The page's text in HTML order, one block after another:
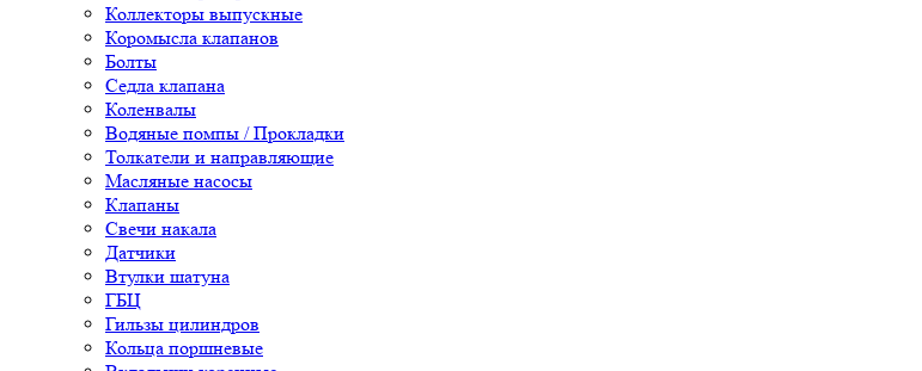
Коллекторы выпускные
Коромысла клапанов
Болты
Седла клапана
Коленвалы
Водяные помпы / Прокладки
Толкатели и направляющие
Масляные насосы
Клапаны
Свечи накала
Датчики
Втулки шатуна
ГБЦ
Гильзы цилиндров
Кольца поршневые